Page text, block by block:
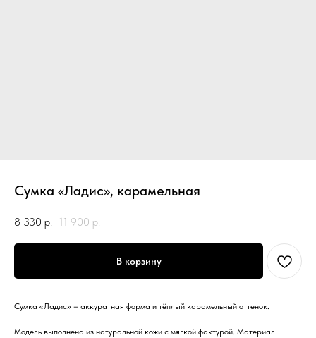
Сумка «Ладис», карамельная
8 330 р. 11 900 р.
В корзину
Сумка «Ладис» – аккуратная форма и тёплый карамельный оттенок.
Модель выполнена из натуральной кожи с мягкой фактурой. Материал